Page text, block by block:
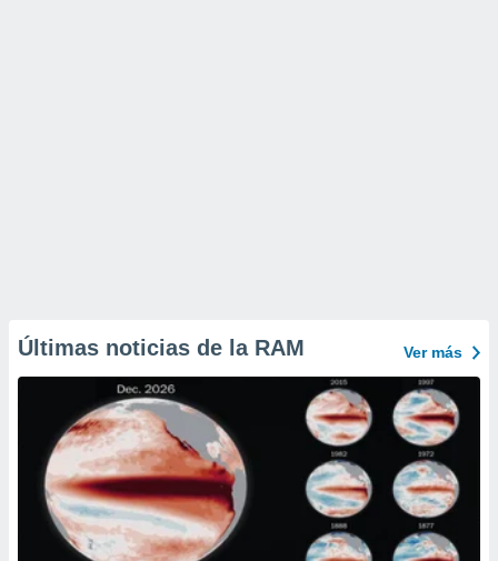
Últimas noticias de la RAM Ver más